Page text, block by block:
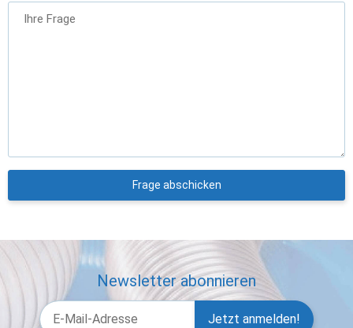
Ihre Frage
Frage abschicken
Newsletter abonnieren
Jetzt anmelden!